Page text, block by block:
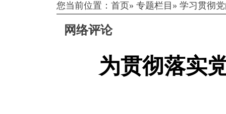
您当前位置： 首页» 专题栏目 » 学习贯彻
网络评论
为贯彻落实